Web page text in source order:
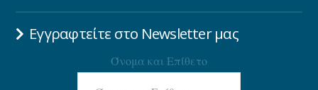
Εγγραφτείτε στο Newsletter μας
Όνομα και Επίθετο